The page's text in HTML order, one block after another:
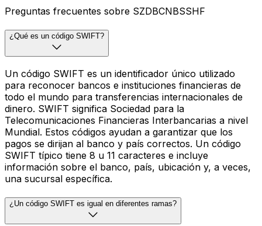
Preguntas frecuentes sobre SZDBCNBSSHF
¿Qué es un código SWIFT?
Un código SWIFT es un identificador único utilizado
para reconocer bancos e instituciones financieras de
todo el mundo para transferencias internacionales de
dinero. SWIFT significa Sociedad para la
Telecomunicaciones Financieras Interbancarias a nivel
Mundial. Estos códigos ayudan a garantizar que los
pagos se dirijan al banco y país correctos. Un código
SWIFT típico tiene 8 u 11 caracteres e incluye
información sobre el banco, país, ubicación y, a veces,
una sucursal específica.
¿Un código SWIFT es igual en diferentes ramas?